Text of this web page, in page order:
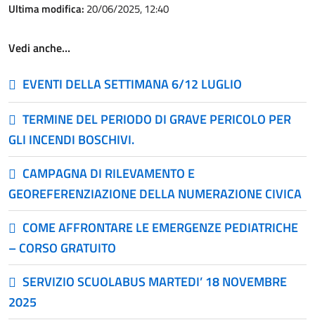
Ultima modifica: 20/06/2025, 12:40
Vedi anche…
EVENTI DELLA SETTIMANA 6/12 LUGLIO
TERMINE DEL PERIODO DI GRAVE PERICOLO PER
GLI INCENDI BOSCHIVI.
CAMPAGNA DI RILEVAMENTO E
GEOREFERENZIAZIONE DELLA NUMERAZIONE CIVICA
COME AFFRONTARE LE EMERGENZE PEDIATRICHE
– CORSO GRATUITO
SERVIZIO SCUOLABUS MARTEDI’ 18 NOVEMBRE
2025